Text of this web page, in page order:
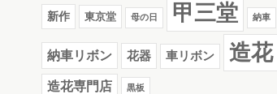
新作 東京堂 母の日 甲三堂 納車
納車リボン 花器 車リボン 造花
造花専門店 黒板